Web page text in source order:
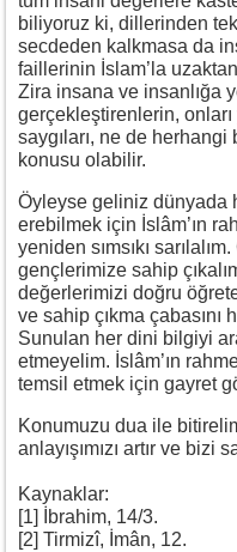
biliyoruz ki, dillerinden
secdeden kalkmasa da
faillerinin İslam’la
Zira insana ve insanlığa
gerçekleştirenlerin,
saygıları, ne de
konusu olabilir.
Öyleyse geliniz dünyada
erebilmek için İslâm’ın
yeniden sımsıkı
gençlerimize sahip
değerlerimizi doğru
ve sahip çıkma çabasını
Sunulan her dini bilgiyi
etmeyelim. İslâm’ın
temsil etmek için gayret
Konumuzu dua ile
anlayışımızı artır ve bizi
Kaynaklar:
[1] İbrahim, 14/3.
[2] Tirmizî, İmân, 12.